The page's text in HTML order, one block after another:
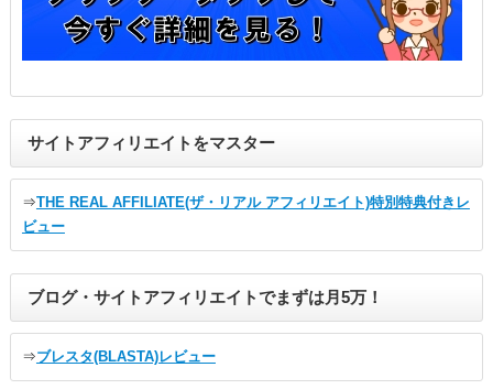
サイトアフィリエイトをマスター
⇒THE REAL AFFILIATE(ザ・リアル アフィリエイト)特別特典付きレ
ビュー
ブログ・サイトアフィリエイトでまずは月5万！
⇒ブレスタ(BLASTA)レビュー